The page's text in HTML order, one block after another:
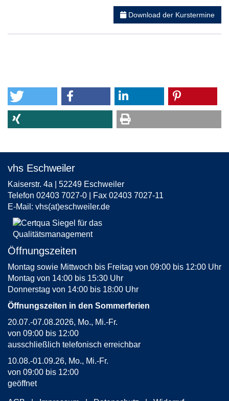
Download der Kurstermine
vhs Eschweiler
Kaiserstr. 4a | 52249 Eschweiler
Telefon 02403 7027-0 | Fax 02403 7027-11
E-Mail: vhs(at)eschweiler.de
Öffnungszeiten
Montag sowie Mittwoch bis Freitag von 09:00 bis 12:00 Uhr
Montag von 14:00 bis 15:30 Uhr
Donnerstag von 14:00 bis 18:00 Uhr
Öffnungszeiten in den Sommerferien
20.07.-07.08.2026, Mo., Mi.-Fr.
von 09:00 bis 12:00
ausschließlich telefonisch erreichbar
10.08.-01.09.26, Mo., Mi.-Fr.
von 09:00 bis 12:00
geöffnet